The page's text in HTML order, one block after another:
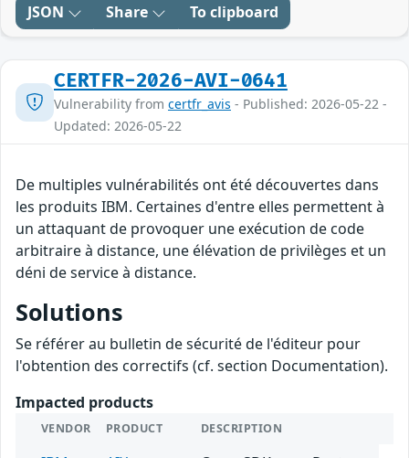
JSON Share To clipboard
CERTFR-2026-AVI-0641
Vulnerability from certfr_avis - Published: 2026-05-22 -
Updated: 2026-05-22
De multiples vulnérabilités ont été découvertes dans
les produits IBM. Certaines d'entre elles permettent à
un attaquant de provoquer une exécution de code
arbitraire à distance, une élévation de privilèges et un
déni de service à distance.
Solutions
Se référer au bulletin de sécurité de l'éditeur pour
l'obtention des correctifs (cf. section Documentation).
Impacted products
VENDOR PRODUCT DESCRIPTION